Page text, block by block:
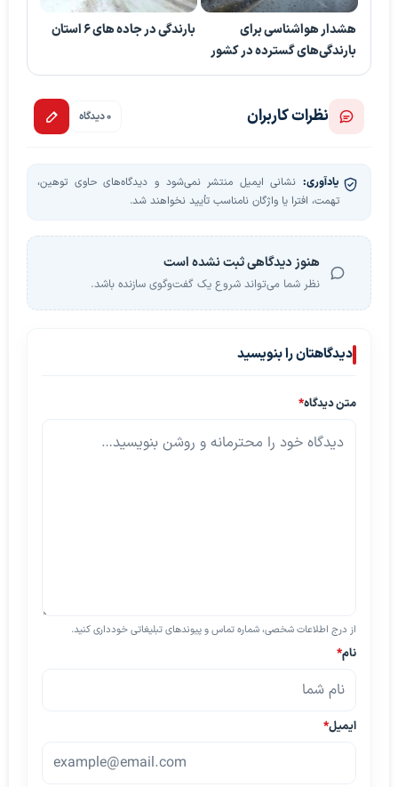
هشدار هواشناسی برای
بارندگی‌های گسترده در کشور
بارندگی در جاده های ۶ استان
نظرات کاربران 0 دیدگاه
یادآوری: نشانی ایمیل منتشر نمی‌شود و دیدگاه‌های حاوی توهین،
تهمت، افترا یا واژگان نامناسب تأیید نخواهند شد.
هنوز دیدگاهی ثبت نشده است
نظر شما می‌تواند شروع یک گفت‌وگوی سازنده باشد.
دیدگاهتان را بنویسید
متن دیدگاه*
از درج اطلاعات شخصی، شماره تماس و پیوندهای تبلیغاتی خودداری کنید.
نام*
ایمیل*